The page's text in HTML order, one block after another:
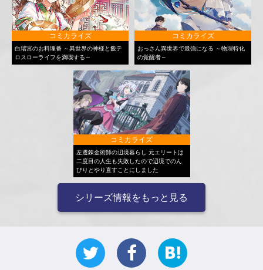
コミカライズ
白瑞宮のお料理番 ～異世界の神様と飯テ
ロスローライフを満喫する～
コミカライズ
おっさん異世界で最強になる ～物理特化
の覚醒者～
コミカライズ
左遷錬金術師の辺境暮らし 元エリートは
二度目の人生も失敗したので辺境でのん
びりとやり直すことにしました
シリーズ情報をもっと見る